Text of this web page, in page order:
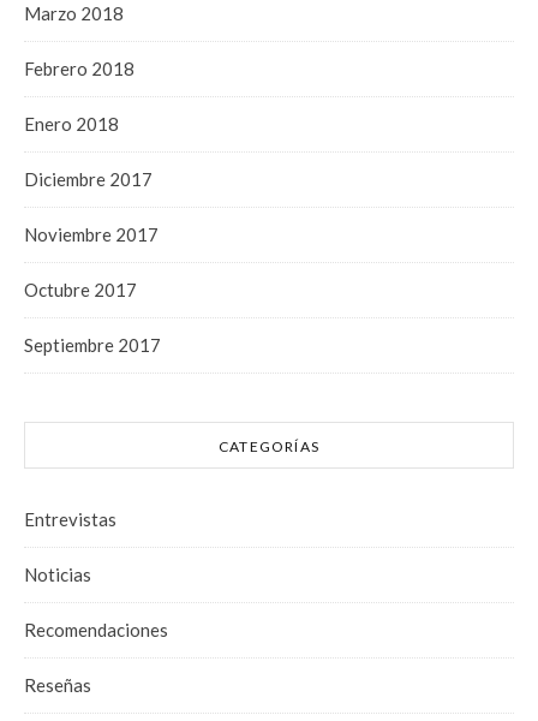
Marzo 2018
Febrero 2018
Enero 2018
Diciembre 2017
Noviembre 2017
Octubre 2017
Septiembre 2017
CATEGORÍAS
Entrevistas
Noticias
Recomendaciones
Reseñas